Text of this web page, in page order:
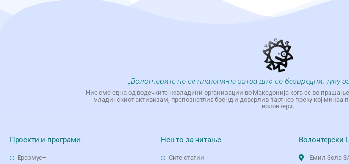
„Волонтерите не се платени-не затоа што се безвредни, туку
Ние сме една од водечките невладини организации во Македонија кога се во
младинскиот активизам, препознатлив бренд и доверлив партнер преку кој минаа
волонтери.
Проекти и програми
Еразмус+
Нешто за читање
Сите статии
Волонтерски
Емил Зола 3/